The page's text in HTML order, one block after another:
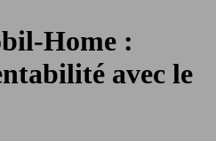
Home :
avec le